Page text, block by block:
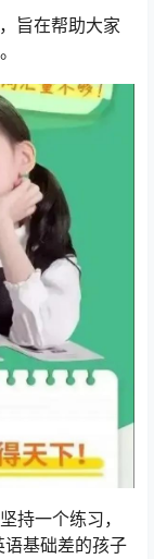
旨在帮助大家
持一个练习，
基础差的孩子